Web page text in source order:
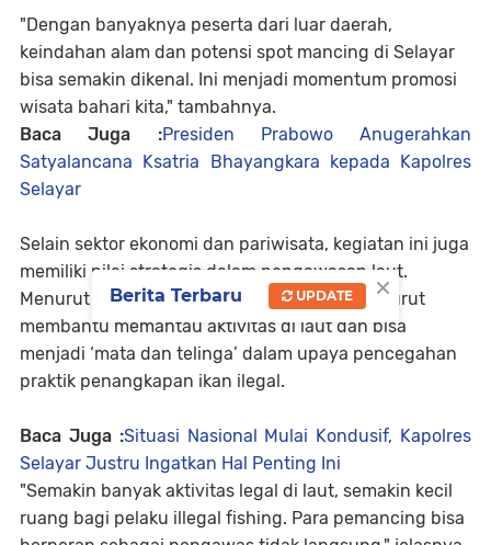
"Dengan banyaknya peserta dari luar daerah,
keindahan alam dan potensi spot mancing di Selayar
bisa semakin dikenal. Ini menjadi momentum promosi
wisata bahari kita," tambahnya.
Baca Juga :Presiden Prabowo Anugerahkan
Satyalancana Ksatria Bhayangkara kepada Kapolres
Selayar
Selain sektor ekonomi dan pariwisata, kegiatan ini juga
memiliki nilai strategis dalam pengawasan laut.
Menurut Batara, kehadiran para pemancing turut
membantu memantau aktivitas di laut dan bisa
menjadi ‘mata dan telinga’ dalam upaya pencegahan
praktik penangkapan ikan ilegal.
Baca Juga :Situasi Nasional Mulai Kondusif, Kapolres
Selayar Justru Ingatkan Hal Penting Ini
"Semakin banyak aktivitas legal di laut, semakin kecil
ruang bagi pelaku illegal fishing. Para pemancing bisa
×
Berita Terbaru UPDATE